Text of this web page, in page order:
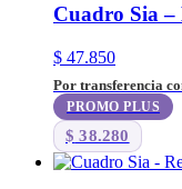
Cuadro Sia –
$ 47.850
Por transferencia
PROMO PLUS
$ 38.280